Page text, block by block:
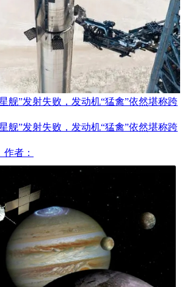
舰”发射失败，发动机“猛禽”依然堪称跨
舰”发射失败，发动机“猛禽”依然堪称跨
作者：